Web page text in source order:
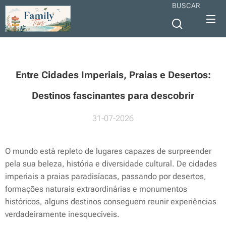
BUSCAR
Entre Cidades Imperiais, Praias e Desertos:
Destinos fascinantes para descobrir
31-07-2026
O mundo está repleto de lugares capazes de surpreender
pela sua beleza, história e diversidade cultural. De cidades
imperiais a praias paradisíacas, passando por desertos,
formações naturais extraordinárias e monumentos
históricos, alguns destinos conseguem reunir experiências
verdadeiramente inesquecíveis.